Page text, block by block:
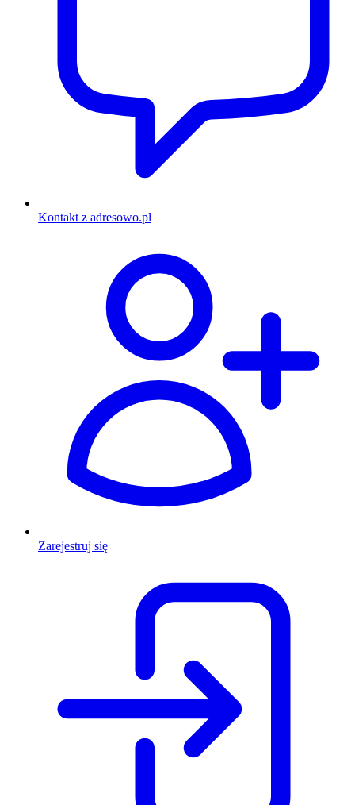
Kontakt z adresowo.pl
Zarejestruj się